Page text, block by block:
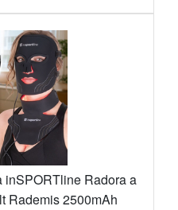
inSPORTline Radora a
Rademis 2500mAh